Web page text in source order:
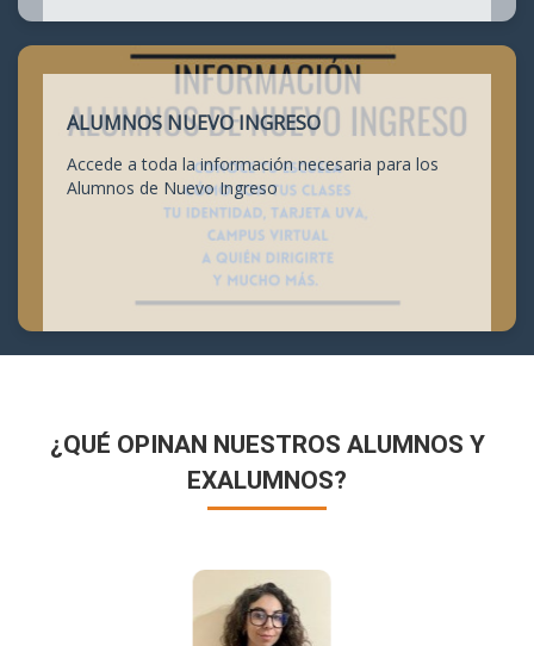
ALUMNOS NUEVO INGRESO
Accede a toda la información necesaria para los
Alumnos de Nuevo Ingreso
¿QUÉ OPINAN NUESTROS ALUMNOS Y
EXALUMNOS?